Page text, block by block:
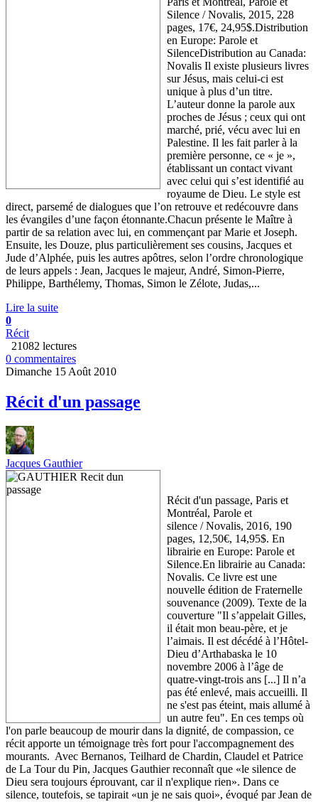
Silence / Novalis, 2015, 228
pages, 17€, 24,95$.Distribution
en Europe: Parole et
SilenceDistribution au Canada:
Novalis Il existe plusieurs livres
sur Jésus, mais celui-ci est
unique à plus d’un titre.
L’auteur donne la parole aux
proches de Jésus ; ceux qui ont
marché, prié, vécu avec lui en
Palestine. Il les fait parler à la
première personne, ce « je »,
établissant un contact vivant
avec celui qui s’est identifié au
royaume de Dieu. Le style est
direct, parsemé de dialogues que l’on retrouve et redécouvre dans
les évangiles d’une façon étonnante.Chacun présente le Maître à
partir de sa relation avec lui, en commençant par Marie et Joseph.
Ensuite, les Douze, plus particulièrement ses cousins, Jacques et
Jude d’Alphée, puis les autres apôtres, selon l’ordre chronologique
de leurs appels : Jean, Jacques le majeur, André, Simon-Pierre,
Philippe, Barthélemy, Thomas, Simon le Zélote, Judas,...
Lire la suite
0
Récit
21082 lectures
0 commentaires
Dimanche 15 Août 2010
Récit d'un passage
Jacques Gauthier
Récit d'un passage, Paris et
Montréal, Parole et
silence / Novalis, 2016, 190
pages, 12,50€, 14,95$. En
librairie en Europe: Parole et
Silence.En librairie au Canada:
Novalis. Ce livre est une
nouvelle édition de Fraternelle
souvenance (2009). Texte de la
couverture "Il s’appelait Gilles,
il était mon beau-père, et je
l’aimais. Il est décédé à l’Hôtel-
Dieu d’Arthabaska le 10
novembre 2006 à l’âge de
quatre-vingt-trois ans [...] Il n’a
pas été enlevé, mais accueilli. Il
ne s'est pas éteint, mais allumé à
un autre feu". En ces temps où
l'on parle beaucoup de mourir dans la dignité, de compassion, ce
récit apporte un témoignage très fort pour l'accompagnement des
mourants. Avec Bernanos, Teilhard de Chardin, Claudel et Patrice
de La Tour du Pin, Jacques Gauthier reconnaît que «le silence de
Dieu sera toujours éprouvant, car il n'explique rien». Dans ce
silence, toutefois, se tapirait «un je ne sais quoi», évoqué par Jean de